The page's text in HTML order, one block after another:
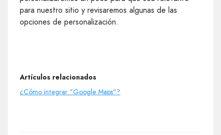
para nuestro sitio y revisaremos algunas de las
opciones de personalización.
Artículos relacionados
¿Cómo integrar "Google Maps"?